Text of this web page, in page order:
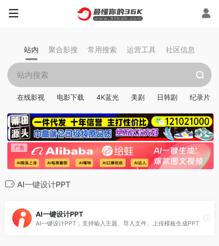
站内 聚合影搜 常用搜索 运营工具 社区信息
在线影视 电影下载 4K蓝光 美剧 日韩剧 纪录片
AI一键设计PPT
AI一键设计PPT
AI一键设计PPT，支持输入主题、导入文件、上传模板生成PPT